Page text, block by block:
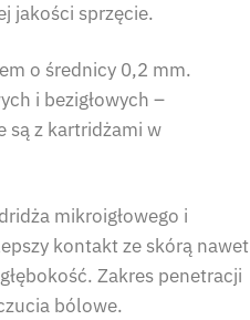
jakości sprzęcie.
o średnicy 0,2 mm.
i bezigłowych –
są z kartridżami w
mikroigłowego i
kontakt ze skórą nawet
Zakres penetracji
bólowe.